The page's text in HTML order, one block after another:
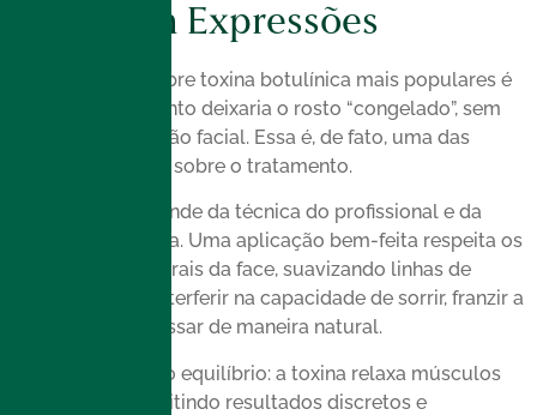
Você sem Expressões
Um dos mitos sobre toxina botulínica mais populares é
que o procedimento deixaria o rosto “congelado”, sem
qualquer expressão facial. Essa é, de fato, uma das
maiores mentiras sobre o tratamento.
O resultado depende da técnica do profissional e da
dosagem utilizada. Uma aplicação bem-feita respeita os
movimentos naturais da face, suavizando linhas de
expressão sem interferir na capacidade de sorrir, franzir a
testa ou se expressar de maneira natural.
O segredo está no equilíbrio: a toxina relaxa músculos
específicos, permitindo resultados discretos e